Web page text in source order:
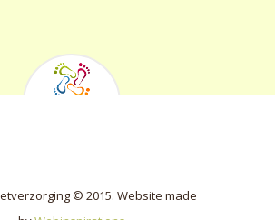
© 2015. Website made